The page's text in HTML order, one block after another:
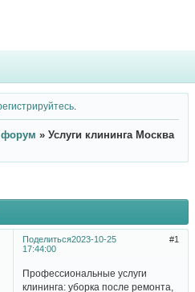
форум » Услуги клининга Москва
Поделиться 1
2023-10-25
17:44:00
Профессиональные услуги
клининга: уборка после ремонта,